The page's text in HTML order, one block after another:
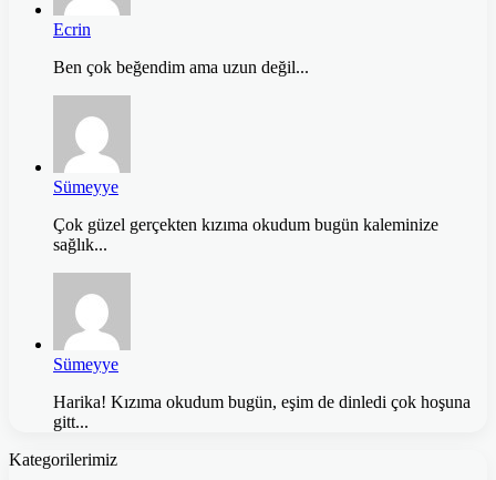
Ecrin
Ben çok beğendim ama uzun değil...
Sümeyye
Çok güzel gerçekten kızıma okudum bugün kaleminize
sağlık...
Sümeyye
Harika! Kızıma okudum bugün, eşim de dinledi çok hoşuna
gitt...
Kategorilerimiz